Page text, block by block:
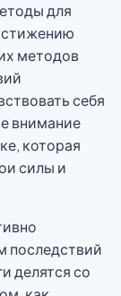
для
методов
себя
внимание
которая
силы и
последствий
делятся со